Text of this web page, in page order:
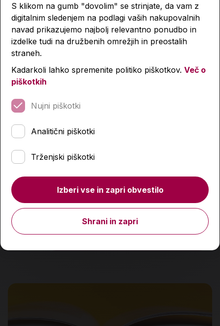
Nikola Jokić: nikar tako resno
29,90 €
S klikom na gumb "dovolim" se strinjate, da vam z
digitalnim sledenjem na podlagi vaših nakupovalnih
navad prikazujemo najbolj relevantno ponudbo in
izdelke tudi na družbenih omrežjih in preostalih
straneh.
Kadarkoli lahko spremenite politiko piškotkov. Več o
piškotkih
Nujni piškotki
Analitični piškotki
Trženjski piškotki
Izberi vse in zapri obvestilo
Shrani in zapri